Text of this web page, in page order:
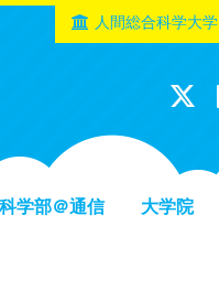
学部＠通信 大学院
人間総合科学大学